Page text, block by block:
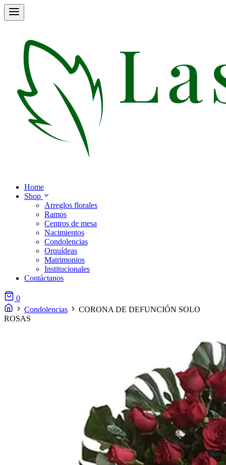
Home
Shop
Arreglos florales
Ramos
Centros de mesa
Nacimientos
Condolencias
Orquídeas
Matrimonios
Institucionales
Contáctanos
0
Condolencias
CORONA DE DEFUNCIÓN SOLO
ROSAS